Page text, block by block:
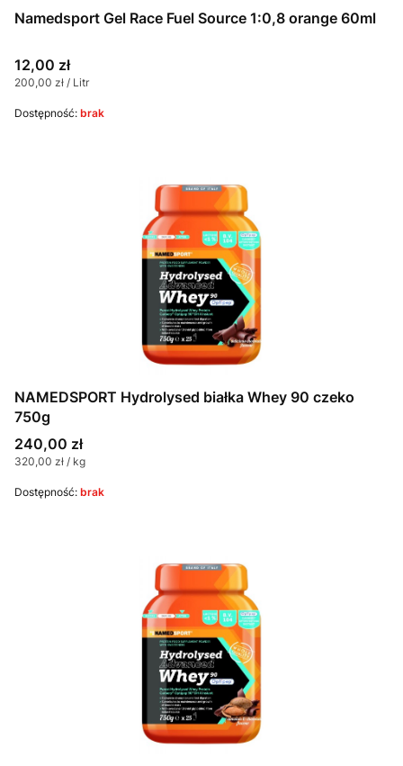
Namedsport Gel Race Fuel Source 1:0,8 orange 60ml
Cena
12,00 zł
Cena jednostkowa
200,00 zł / Litr
Dostępność: brak
NAMEDSPORT Hydrolysed białka Whey 90 czeko
750g
Cena
240,00 zł
Cena jednostkowa
320,00 zł / kg
Dostępność: brak